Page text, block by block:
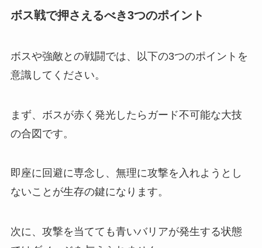
ボス戦で押さえるべき3つのポイント
ボスや強敵との戦闘では、以下の3つのポイントを
意識してください。
まず、ボスが赤く発光したらガード不可能な大技
の合図です。
即座に回避に専念し、無理に攻撃を入れようとし
ないことが生存の鍵になります。
次に、攻撃を当てても青いバリアが発生する状態